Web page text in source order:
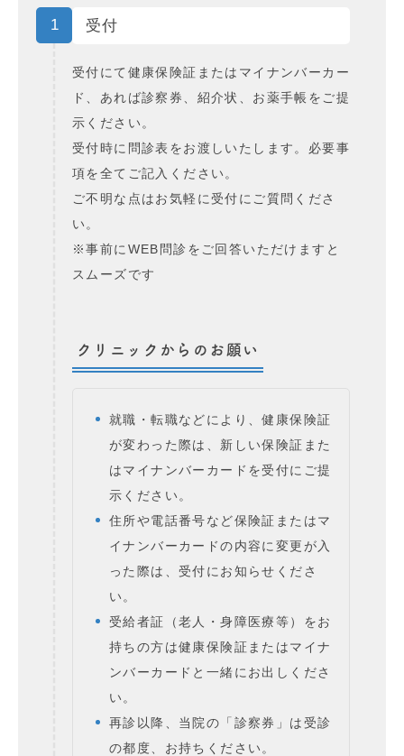
1 受付
受付にて健康保険証またはマイナンバーカー
ド、あれば診察券、紹介状、お薬手帳をご提
示ください。
受付時に問診表をお渡しいたします。必要事
項を全てご記入ください。
ご不明な点はお気軽に受付にご質問くださ
い。
※事前にWEB問診をご回答いただけますと
スムーズです
クリニックからのお願い
就職・転職などにより、健康保険証
が変わった際は、新しい保険証また
はマイナンバーカードを受付にご提
示ください。
住所や電話番号など保険証またはマ
イナンバーカードの内容に変更が入
った際は、受付にお知らせくださ
い。
受給者証（老人・身障医療等）をお
持ちの方は健康保険証またはマイナ
ンバーカードと一緒にお出しくださ
い。
再診以降、当院の「診察券」は受診
の都度、お持ちください。